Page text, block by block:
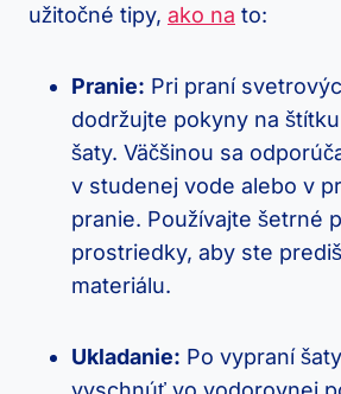
užitočné⁣ tipy, ⁤ ako na to:
Pranie: Pri praní
dodržujte pokyny na
šaty. Väčšinou⁣ sa
v studenej vode alebo v
pranie. Používajte šetrné
⁢prostriedky, aby‍ ste
materiálu.
Ukladanie: Po⁣ vypraní⁣